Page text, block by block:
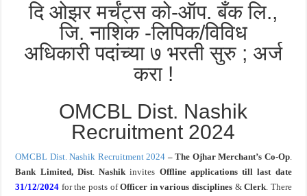
दि ओझर मर्चंट्स को-ऑप. बँक लि.,
जि. नाशिक -लिपिक/विविध
अधिकारी पदांच्या ७ भरती सुरु ; अर्ज
करा !
OMCBL Dist. Nashik
Recruitment 2024
OMCBL Dist. Nashik Recruitment 2024 – The Ojhar Merchant’s Co-Op.
Bank Limited, Dist.Nashik invites Offline applications till last date
31/12/2024 for the posts ofOfficer in various disciplines &Clerk. There